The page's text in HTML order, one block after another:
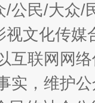
/公民/大众/
文化传
互联网网
实，维护